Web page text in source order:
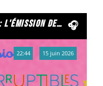
centre de cormontreuil
22:44 15 juin 2026